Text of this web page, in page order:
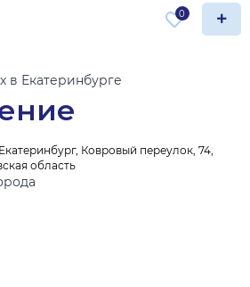
0
в Екатеринбурге
Ковровый переулок, 74,
область